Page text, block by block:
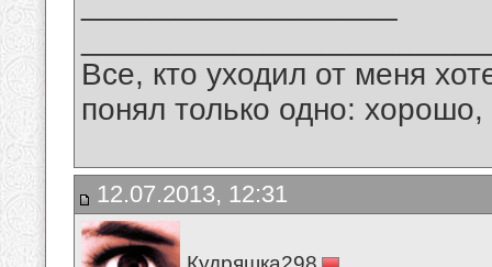
Все, кто уходил от меня
понял только одно:
12.07.2013, 12:31